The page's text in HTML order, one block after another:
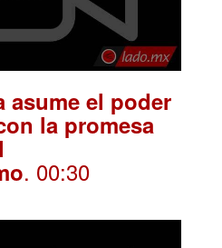
asume el poder
la promesa
. 00:30